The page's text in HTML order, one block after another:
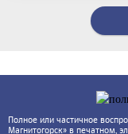
Полное или частичное
Магнитогорск» в печатном,